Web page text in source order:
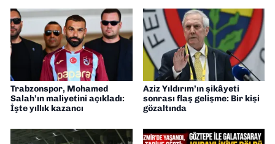
Trabzonspor, Mohamed
Salah’ın maliyetini açıkladı:
İşte yıllık kazancı
Aziz Yıldırım’ın şikâyeti
sonrası flaş gelişme: Bir kişi
gözaltında